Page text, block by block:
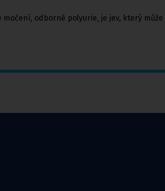
odborně polyurie, je jev, který